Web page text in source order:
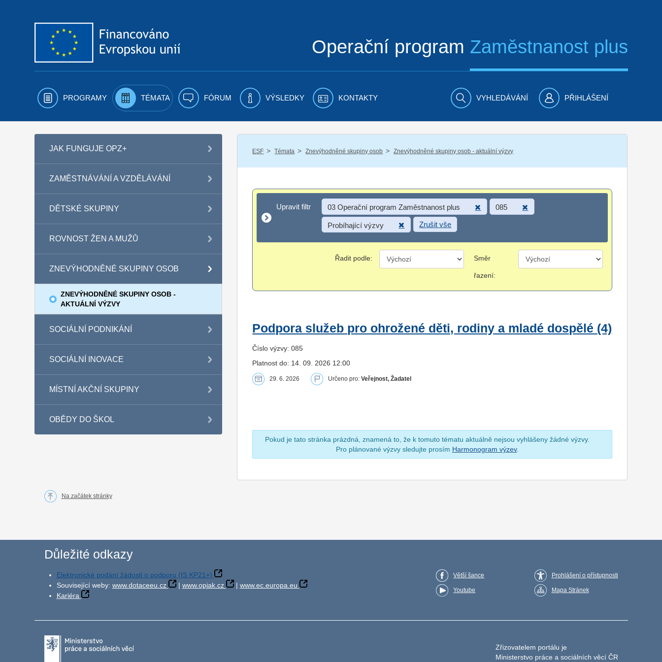
Operační program Zaměstnanost plus
PROGRAMY TÉMATA FÓRUM VÝSLEDKY KONTAKTY VYHLEDÁVÁNÍ PŘIHLÁŠENÍ
JAK FUNGUJE OPZ+
ZAMĚSTNÁVÁNÍ A VZDĚLÁVÁNÍ
DĚTSKÉ SKUPINY
ROVNOST ŽEN A MUŽŮ
ZNEVÝHODNĚNÉ SKUPINY OSOB
ZNEVÝHODNĚNÉ SKUPINY OSOB -
AKTUÁLNÍ VÝZVY
SOCIÁLNÍ PODNIKÁNÍ
SOCIÁLNÍ INOVACE
MÍSTNÍ AKČNÍ SKUPINY
OBĚDY DO ŠKOL
ESF / Témata / Znevýhodněné skupiny osob / Znevýhodněné skupiny osob - aktuální výzvy
Upravit filtr
Upravit filtr 03 Operační program Zaměstnanost plus 085
Probíhající výzvy Zrušit vše
Řadit podle: Směr
řazení:
Podpora služeb pro ohrožené děti, rodiny a mladé dospělé (4)
Číslo výzvy: 085
Platnost do: 14. 09. 2026 12:00
29. 6. 2026 Určeno pro:Veřejnost, Žadatel
Pokud je tato stránka prázdná, znamená to, že k tomuto tématu aktuálně nejsou vyhlášeny žádné výzvy.
Pro plánované výzvy sledujte prosím Harmonogram výzev.
Na začátek stránky
Důležité odkazy
Elektronické podání žádosti o podporu (IS KP21+)
Související weby: www.dotaceeu.cz | www.opjak.cz | www.ec.europa.eu
Kariéra
Větší šance
Youtube
Prohlášení o přístupnosti
Mapa Stránek
Zřizovatelem portálu je
Ministerstvo práce a sociálních věcí ČR